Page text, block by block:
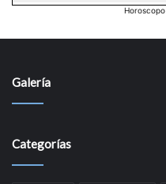
Horoscopo
Galería
Categorías